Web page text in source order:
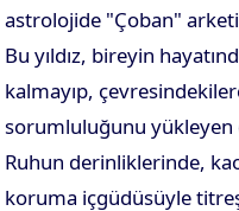
astrolojide "Çoban"
Bu yıldız, bireyin
kalmayıp,
sorumluluğunu
Ruhun derinliklerinde,
koruma içgüdüsüyle